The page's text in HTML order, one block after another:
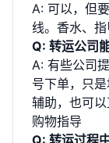
A: 可以，但
线。香水、指
Q: 转运公司
A: 有些公司
号下单，只
辅助，也可以
购物指导
Q: 转运过程